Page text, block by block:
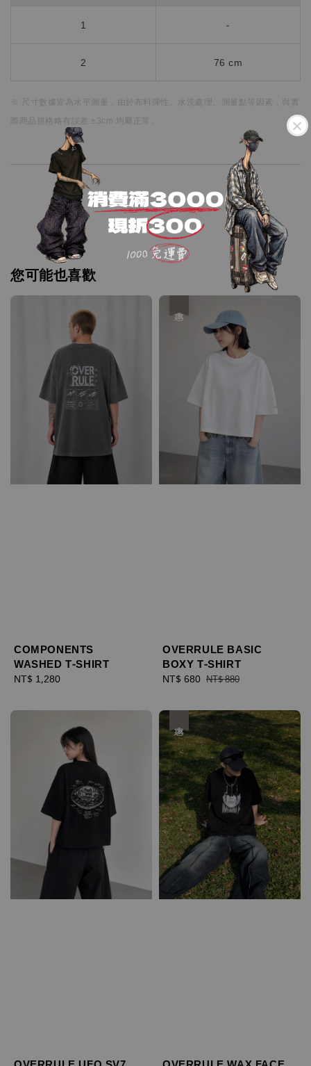
1 -
2 76 cm
※ 尺寸數據皆為水平測量， 由於布料彈性、水洗處理、測量點等因素，
與實
際商品規格略有誤差 ±3cm 均屬正常。
您可能也喜歡
COMPONENTS
WASHED T-SHIRT
Regular
NT$ 1,280
OVERRULE BASIC
BOXY T-SHIRT
Sale
NT$ 680 Regular
NT$ 880